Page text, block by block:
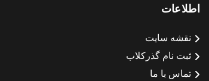
اطلاعات
نقشه سایت
ثبت نام گذرکلاب
تماس با ما